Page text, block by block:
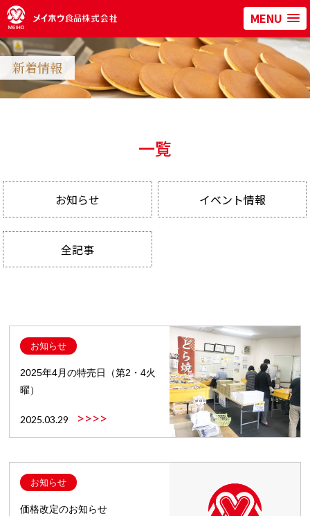
MENU
新着情報
一覧
お知らせ イベント情報
全記事
お知らせ
2025年4月の特売日（第2・4火
曜）
2025.03.29 >>>>
お知らせ
価格改定のお知らせ